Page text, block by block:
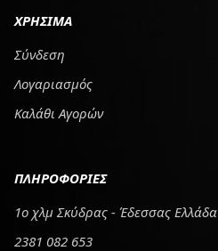
ΧΡΗΣΙΜΑ
Σύνδεση
Λογαριασμός
Καλάθι Αγορών
ΠΛΗΡΟΦΟΡΙΕΣ
1ο χλμ Σκύδρας - Έδεσσας Ελλάδα
2381 082 653